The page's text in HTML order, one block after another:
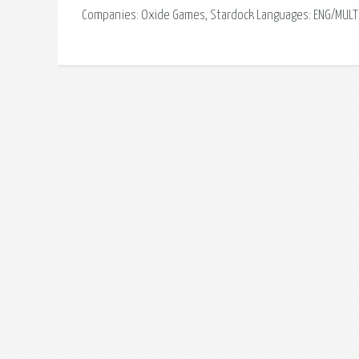
Companies: Oxide Games, Stardock Languages: ENG/